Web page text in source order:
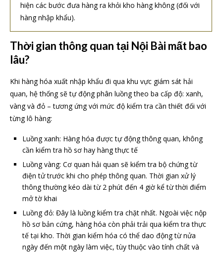
hiện các bước đưa hàng ra khỏi kho hàng không (đối với
hàng nhập khẩu).
Thời gian thông quan tại Nội Bài mất bao
lâu?
Khi hàng hóa xuất nhập khẩu đi qua khu vực giám sát hải
quan, hệ thống sẽ tự động phân luồng theo ba cấp độ: xanh,
vàng và đỏ – tương ứng với mức độ kiểm tra cần thiết đối với
từng lô hàng:
Luồng xanh: Hàng hóa được tự động thông quan, không
cần kiểm tra hồ sơ hay hàng thực tế
Luồng vàng: Cơ quan hải quan sẽ kiểm tra bộ chứng từ
điện tử trước khi cho phép thông quan. Thời gian xử lý
thông thường kéo dài từ 2 phút đến 4 giờ kể từ thời điểm
mở tờ khai
Luồng đỏ: Đây là luồng kiểm tra chặt nhất. Ngoài việc nộp
hồ sơ bản cứng, hàng hóa còn phải trải qua kiểm tra thực
tế tại kho. Thời gian kiểm hóa có thể dao động từ nửa
ngày đến một ngày làm việc, tùy thuộc vào tính chất và